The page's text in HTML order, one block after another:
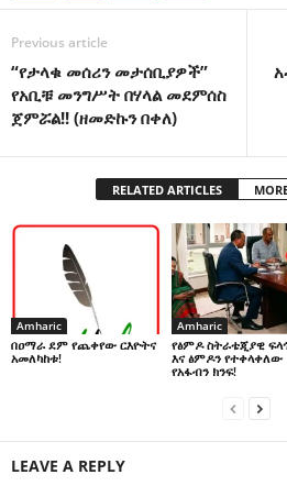
Previous article
“የታላቁ መሰሪን መታሰቢያዎች”
የአቢቹ መንግሥት በሃላል መደምሰስ
ጀምሯል!! (ዘመድኩን በቀለ)
RELATED ARTICLES
Amharic
በዐማራ ደም የጨቀየው ርእዮትና
አመለካከቱ!
Amharic
የፅምዶ ስትራቴጂያዊ
እና ፅምዶን የተቀላቀለው
የአፋብን ክንፍ!
LEAVE A REPLY